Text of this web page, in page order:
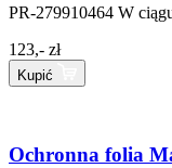
PR-279910464 W
123,- zł
Kupić
Ochronna folia